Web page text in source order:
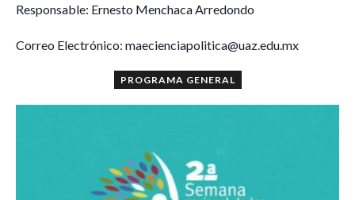
Responsable: Ernesto Menchaca Arredondo
Correo Electrónico: maecienciapolitica@uaz.edu.mx
PROGRAMA GENERAL